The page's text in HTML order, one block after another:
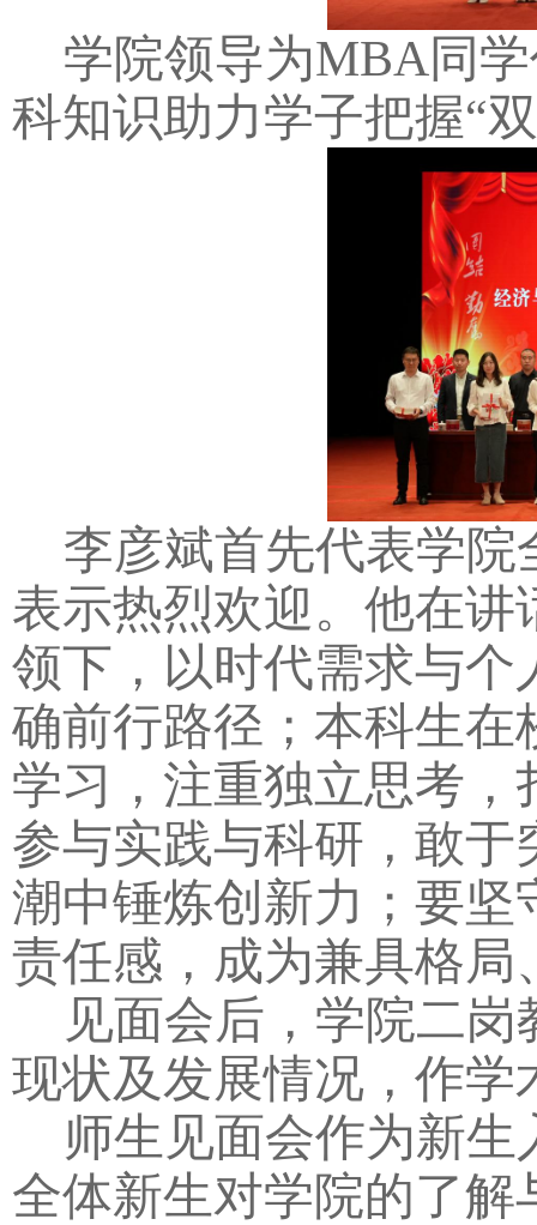
学院领导为MBA同
科知识助力学子把握“
李彦斌首先代表学院
表示热烈欢迎。他在讲
领下，以时代需求与
确前行路径；本科生
学习，注重独立思考
参与实践与科研，敢
潮中锤炼创新力；要
责任感，成为兼具格
见面会后，学院二
现状及发展情况，作学
师生见面会作为新
全体新生对学院的了